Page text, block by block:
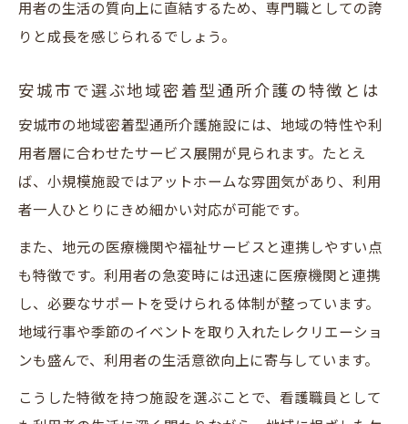
用者の生活の質向上に直結するため、専門職としての誇
りと成長を感じられるでしょう。
安城市で選ぶ地域密着型通所介護の特徴とは
安城市の地域密着型通所介護施設には、地域の特性や利
用者層に合わせたサービス展開が見られます。たとえ
ば、小規模施設ではアットホームな雰囲気があり、利用
者一人ひとりにきめ細かい対応が可能です。
また、地元の医療機関や福祉サービスと連携しやすい点
も特徴です。利用者の急変時には迅速に医療機関と連携
し、必要なサポートを受けられる体制が整っています。
地域行事や季節のイベントを取り入れたレクリエーショ
ンも盛んで、利用者の生活意欲向上に寄与しています。
こうした特徴を持つ施設を選ぶことで、看護職員として